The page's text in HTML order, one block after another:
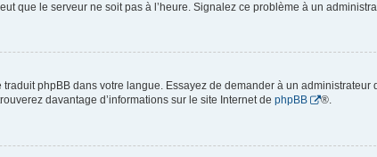
que le serveur ne soit pas à l’heure. Signalez ce problème à un
phpBB dans votre langue. Essayez de demander à un administrateur
davantage d’informations sur le site Internet de phpBB ®.